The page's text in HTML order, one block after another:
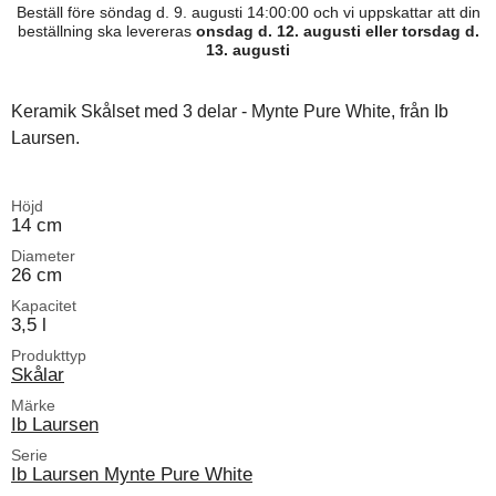
Beställ före söndag d. 9. augusti 14:00:00 och vi uppskattar att din
beställning ska levereras onsdag d. 12. augusti eller torsdag d.
13. augusti
Keramik Skålset med 3 delar - Mynte Pure White, från Ib
Laursen.
Höjd
14 cm
Diameter
26 cm
Kapacitet
3,5 l
Produkttyp
Skålar
Märke
Ib Laursen
Serie
Ib Laursen Mynte Pure White